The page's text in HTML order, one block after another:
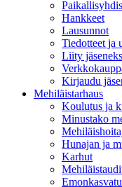
Hankkeet
Lausunnot
Tiedotteet ja
Liity
Kirjaudu
Mehiläistarhaus
Koulutus ja
Minustako
Hunajan ja
Karhut